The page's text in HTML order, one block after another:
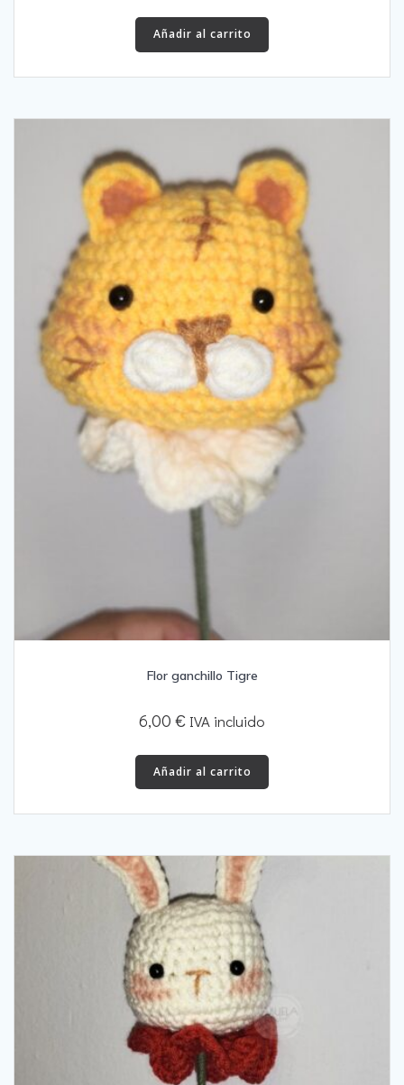
Añadir al carrito
Flor ganchillo Tigre
6,00 € IVA incluido
Añadir al carrito